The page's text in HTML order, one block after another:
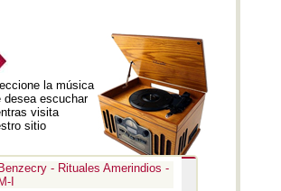
la música
desea escuchar
visita
sitio
Benzecry - Rituales Amerindios -
M-I